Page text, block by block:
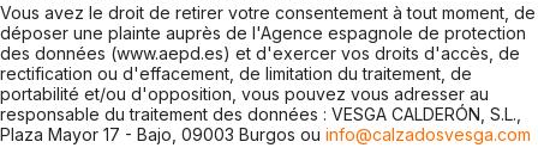
Vous avez le droit de retirer votre consentement à tout moment, de
déposer une plainte auprès de l'Agence espagnole de protection
des données (www.aepd.es) et d'exercer vos droits d'accès, de
rectification ou d'effacement, de limitation du traitement, de
portabilité et/ou d'opposition, vous pouvez vous adresser au
responsable du traitement des données : VESGA CALDERÓN, S.L.,
Plaza Mayor 17 - Bajo, 09003 Burgos ou info@calzadosvesga.com